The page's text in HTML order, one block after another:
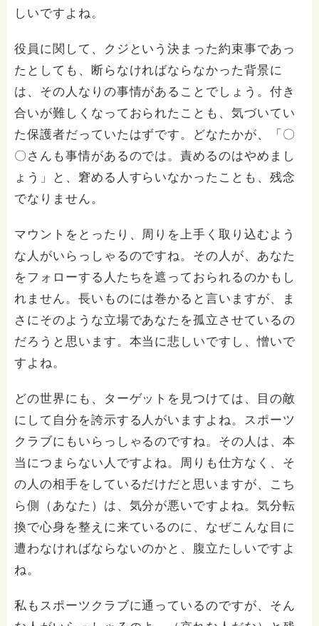
しいですよね。
役員に関して、クジという決まった約束事であっ
たとしても、断らなければならなかった背景に
は、その人なりの事情があることでしょう。付き
合いが難しくなっておられたことも、気づいてい
た保護者だっていたはずです。どなたかが、「〇
〇さんも事情があるのでは。責めるのはやめまし
ょう」と、窘める人すらいなかったことも、残念
でなりません。
マウントをとったり、周りを上手く取り込むよう
な人がいらっしゃるのですね。その人が、あなた
をフォローする人たちを遮っておられるのかもし
れません。長いものには巻かると言いますが、ま
さにそのような立場であなたを孤立させているの
だろうと思います。本当に悲しいですし、憎いで
すよね。
どの世界にも、ターゲットを見つけては、目の敵
にして自分を誇示する人がいますよね。スポーツ
クラブにもいらっしゃるのですね。その人は、本
当につまらない人ですよね。周りも仕方なく、そ
の人の相手をしているだけだと思いますが、こち
ら側（あなた）は、気分が悪いですよね。気分転
換で心身を整えに来ているのに、なぜこんな目に
遭わなければならないのかと、腹立たしいですよ
ね。
私もスポーツクラブに通っているのですが、そん